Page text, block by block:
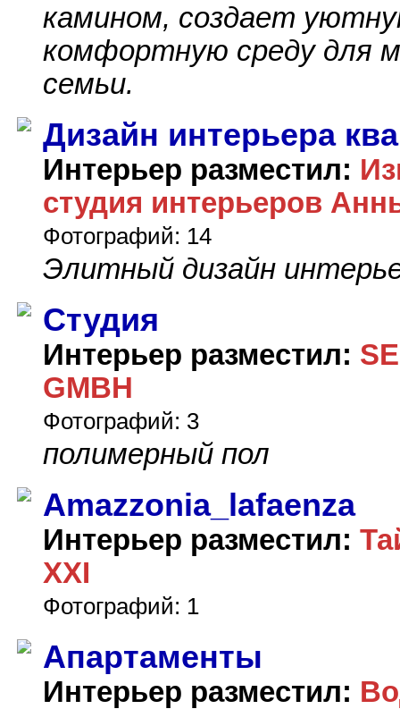
камином, создает
комфортную среду для
семьи.
Дизайн интерьера
Интерьер разместил:
студия интерьеров
Фотографий: 14
Элитный дизайн
Студия
Интерьер разместил:
GMBH
Фотографий: 3
полимерный пол
Amazzonia_lafaenza
Интерьер разместил:
XXI
Фотографий: 1
Апартаменты
Интерьер разместил: